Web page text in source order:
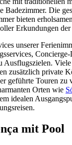
Badezimmer. Die
bieten
Erkundungen
unserer
Ausflugszielen. Viele
zusätzlich private
geführte Touren zu
Orten wie
idealen
mit Pool